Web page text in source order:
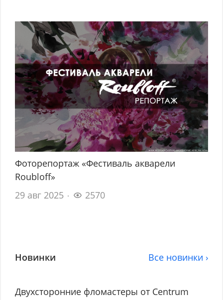
Фоторепортаж «Фестиваль акварели
Roubloff»
29 авг 2025
2570
Новинки Все новинки ›
Двухсторонние фломастеры от Centrum